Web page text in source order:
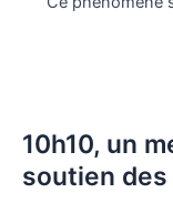
10h10, un
soutien